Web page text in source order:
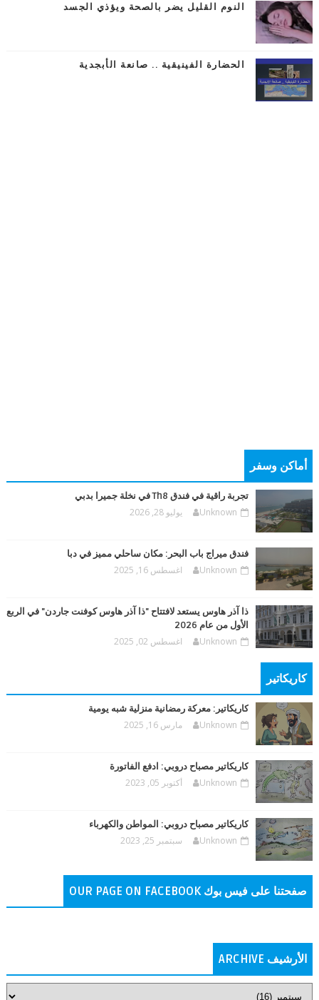
النوم القليل يضر بالصحة ويؤذي الجسد
الحضارة الفينيقية .. صانعة الأبجدية
أماكن وسفر
تجربة راقية في فندق Th8 في نخلة جميرا بدبي
Unknown يوليو 28, 2026
فندق ميراج باب البحر: مكان ساحلي مميز في دبا
Unknown اغسطس 16, 2025
ذا آذر هاوس يستعد لافتتاح "ذا آذر هاوس كوفنت جاردن" في الربع
الأول من عام 2026
Unknown اغسطس 02, 2025
كاريكاتير
كاريكاتير: معركة رمضانية منزلية شبه يومية
Unknown مارس 16, 2025
كاريكاتير مصباح دروبي: ادفع الفاتورة
Unknown أكتوبر 05, 2023
كاريكاتير مصباح دروبي: المواطن والكهرباء
Unknown سبتمبر 25, 2023
صفحتنا على فيس بوك OUR PAGE ON FACEBOOK
الأرشيف ARCHIVE